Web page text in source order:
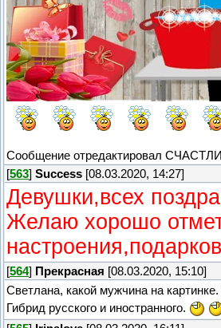
Сообщение отредактировал
[563] Success [08.03.2020, 14:27]
Девушки,всех
Желаю хорошо
[564] Прекрасная [08.03.2020, 15:10]
Светлана, какой мужчина на
Гибрид русского и иностранного.